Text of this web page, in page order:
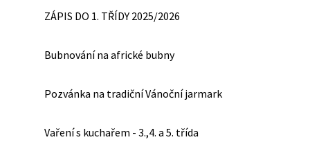
ZÁPIS DO 1. TŘÍDY 2025/2026
Bubnování na africké bubny
Pozvánka na tradiční Vánoční jarmark
Vaření s kuchařem - 3.,4. a 5. třída